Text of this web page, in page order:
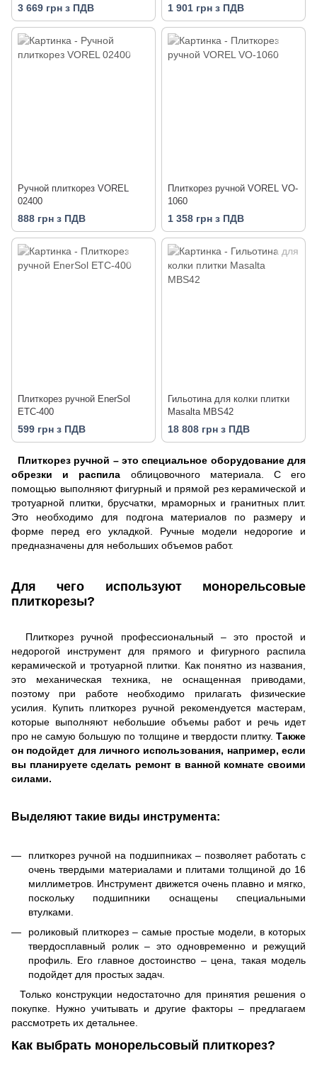
3 669 грн з ПДВ 1 901 грн з ПДВ
Ручной плиткорез VOREL
02400
888 грн з ПДВ
Плиткорез ручной VOREL VO-
1060
1 358 грн з ПДВ
Плиткорез ручной EnerSol
ETC-400
599 грн з ПДВ
Гильотина для колки плитки
Masalta MBS42
18 808 грн з ПДВ
Плиткорез ручной – это специальное оборудование для
обрезки и распила облицовочного материала. С его
помощью выполняют фигурный и прямой рез керамической и
тротуарной плитки, брусчатки, мраморных и гранитных плит.
Это необходимо для подгона материалов по размеру и
форме перед его укладкой. Ручные модели недорогие и
предназначены для небольших объемов работ.
Для чего используют монорельсовые
плиткорезы?
Плиткорез ручной профессиональный – это простой и
недорогой инструмент для прямого и фигурного распила
керамической и тротуарной плитки. Как понятно из названия,
это механическая техника, не оснащенная приводами,
поэтому при работе необходимо прилагать физические
усилия. Купить плиткорез ручной рекомендуется мастерам,
которые выполняют небольшие объемы работ и речь идет
про не самую большую по толщине и твердости плитку. Также
он подойдет для личного использования, например, если
вы планируете сделать ремонт в ванной комнате своими
силами.
Выделяют такие виды инструмента:
плиткорез ручной на подшипниках – позволяет работать с
очень твердыми материалами и плитами толщиной до 16
миллиметров. Инструмент движется очень плавно и мягко,
поскольку подшипники оснащены специальными
втулками.
роликовый плиткорез – самые простые модели, в которых
твердосплавный ролик – это одновременно и режущий
профиль. Его главное достоинство – цена, такая модель
подойдет для простых задач.
Только конструкции недостаточно для принятия решения о
покупке. Нужно учитывать и другие факторы – предлагаем
рассмотреть их детальнее.
Как выбрать монорельсовый плиткорез?